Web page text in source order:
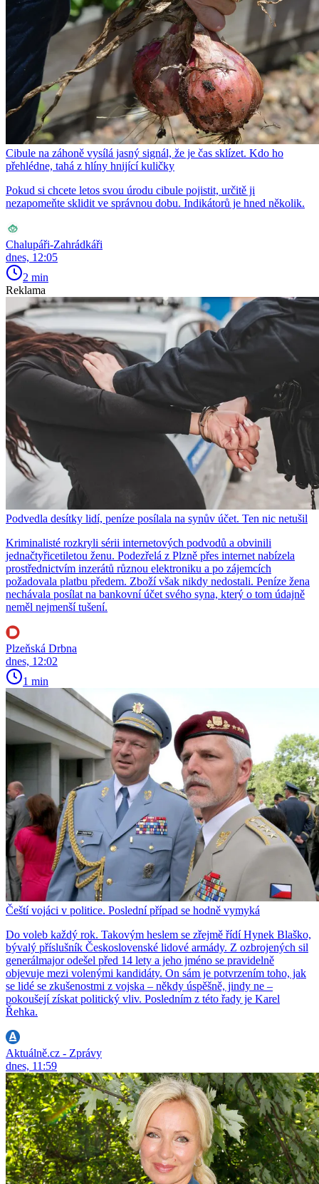
Cibule na záhoně vysílá jasný signál, že je čas sklízet. Kdo ho
přehlédne, tahá z hlíny hnijící kuličky
Pokud si chcete letos svou úrodu cibule pojistit, určitě ji
nezapomeňte sklidit ve správnou dobu. Indikátorů je hned několik.
Chalupáři-Zahrádkáři
dnes, 12:05
2 min
Reklama
Podvedla desítky lidí, peníze posílala na synův účet. Ten nic netušil
Kriminalisté rozkryli sérii internetových podvodů a obvinili
jednačtyřicetiletou ženu. Podezřelá z Plzně přes internet nabízela
prostřednictvím inzerátů různou elektroniku a po zájemcích
požadovala platbu předem. Zboží však nikdy nedostali. Peníze žena
nechávala posílat na bankovní účet svého syna, který o tom údajně
neměl nejmenší tušení.
Plzeňská Drbna
dnes, 12:02
1 min
Čeští vojáci v politice. Poslední případ se hodně vymyká
Do voleb každý rok. Takovým heslem se zřejmě řídí Hynek Blaško,
bývalý příslušník Československé lidové armády. Z ozbrojených sil
generálmajor odešel před 14 lety a jeho jméno se pravidelně
objevuje mezi volenými kandidáty. On sám je potvrzením toho, jak
se lidé se zkušenostmi z vojska – někdy úspěšně, jindy ne –
pokoušejí získat politický vliv. Posledním z této řady je Karel
Řehka.
Aktuálně.cz - Zprávy
dnes, 11:59